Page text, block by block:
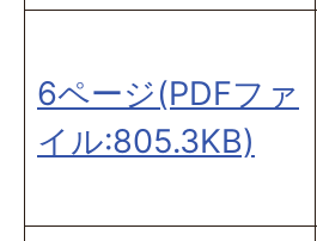
6ページ(PDFファ
イル:805.3KB)